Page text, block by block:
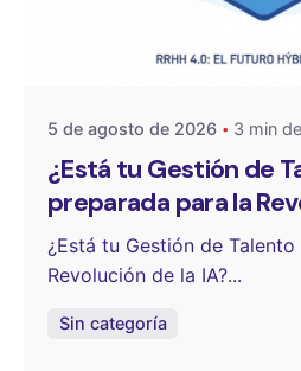
OneSelect
5 de agosto de 2026 3 min
¿Está tu Gestión de
preparada para la
¿Está tu Gestión de
Revolución de la IA?...
Sin categoría